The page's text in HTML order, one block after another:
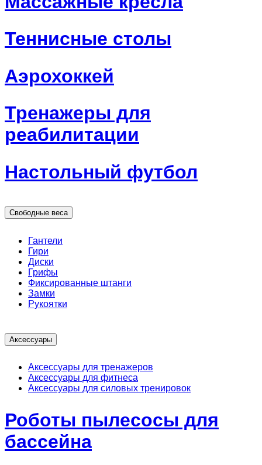
Теннисные столы
Аэрохоккей
Тренажеры для
реабилитации
Настольный футбол
Свободные веса
Гантели
Гири
Диски
Грифы
Фиксированные штанги
Замки
Рукоятки
Аксессуары
Аксессуары для тренажеров
Аксессуары для фитнеса
Аксессуары для силовых тренировок
Роботы пылесосы для
бассейна